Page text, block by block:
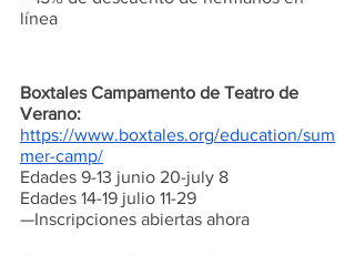
línea
Boxtales Campamento de Teatro de
Verano:
https://www.boxtales.org/education/sum
mer-camp/
Edades 9-13 junio 20-july 8
Edades 14-19 julio 11-29
—Inscripciones abiertas ahora